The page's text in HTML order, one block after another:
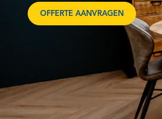
OFFERTE AANVRAGEN